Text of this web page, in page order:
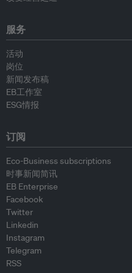
服务
活动
岗位
新闻发布稿
EB工作室
ESG情报
订阅
Eco-Business subscriptions
时事新闻简讯
EB Enterprise
Facebook
Twitter
Linkedin
Instagram
Telegram
RSS